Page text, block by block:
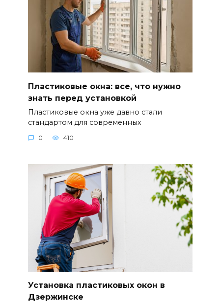
Пластиковые окна: все, что нужно
знать перед установкой
Пластиковые окна уже давно стали
стандартом для современных
0 410
Установка пластиковых окон в
Дзержинске